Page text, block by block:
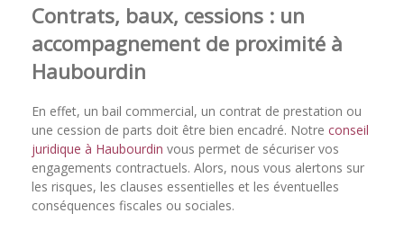
Contrats, baux, cessions : un
accompagnement de proximité à
Haubourdin
En effet, un bail commercial, un contrat de prestation ou
une cession de parts doit être bien encadré. Notre conseil
juridique à Haubourdin vous permet de sécuriser vos
engagements contractuels. Alors, nous vous alertons sur
les risques, les clauses essentielles et les éventuelles
conséquences fiscales ou sociales.